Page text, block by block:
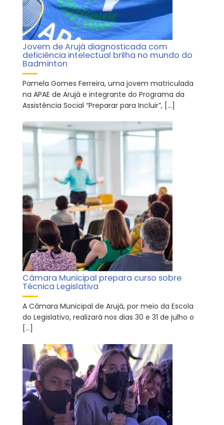
Jovem de Arujá diagnosticada com
deficiência intelectual brilha no mundo do
Badminton
Pamela Gomes Ferreira, uma jovem matriculada
na APAE de Arujá e integrante do Programa da
Assistência Social “Preparar para Incluir”, […]
Câmara Municipal prepara curso sobre
Técnica Legislativa
A Câmara Municipal de Arujá, por meio da Escola
do Legislativo, realizará nos dias 30 e 31 de julho o
[…]